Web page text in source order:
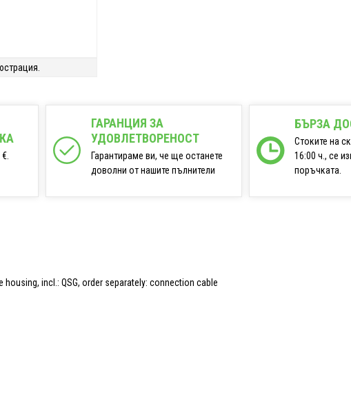
ГАРАНЦИЯ ЗА
УДОВЛЕТВОРЕНОСТ
Гарантираме ви, че ще останете
доволни от нашите пълнители
БЪРЗА
Стоките на
16:00 ч., се
поръчката.
housing, incl.: QSG, order separately: connection cable